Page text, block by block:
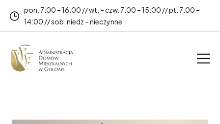
pon. 7:00 – 16:00 // wt. – czw. 7:00 – 15:00 // pt. 7:00 –
14:00 // sob, niedz – nieczynne